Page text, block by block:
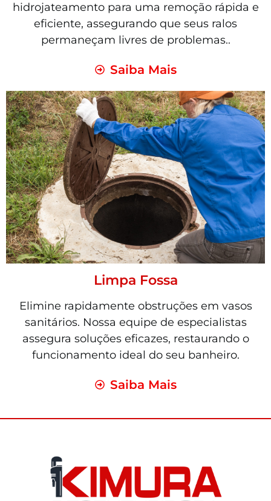
hidrojateamento para uma remoção rápida e
eficiente, assegurando que seus ralos
permaneçam livres de problemas..
Saiba Mais
Limpa Fossa
Elimine rapidamente obstruções em vasos
sanitários. Nossa equipe de especialistas
assegura soluções eficazes, restaurando o
funcionamento ideal do seu banheiro.
Saiba Mais